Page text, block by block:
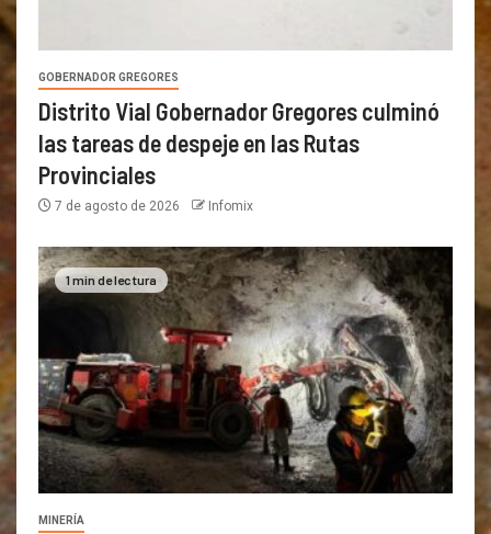
GOBERNADOR GREGORES
Distrito Vial Gobernador Gregores culminó
las tareas de despeje en las Rutas
Provinciales
7 de agosto de 2026 Infomix
1 min de lectura
MINERÍA